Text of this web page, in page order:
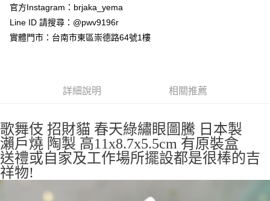
玉山商業銀行
台新國際商業銀行
台灣樂天信用卡公司
悠遊付
Google Pay
付款後全家取貨
每筆NT$65，滿NT$999(含以上)免運費
7-11取貨付款
每筆NT$65，滿NT$999(含以上)免運費
官方Instagram：brjaka_yema
Line ID 請搜尋：@pwv9196r
實體門市：台南市東區崇德路64號1樓
詳細說明 相關推薦
歌舞伎 招財貓 春天綠繡眼圖騰 日本製
瀨戶燒 陶製 高11x8.7x5.5cm 有原裝盒
送禮或自家及工作場所擺設都是很棒的吉
祥物!